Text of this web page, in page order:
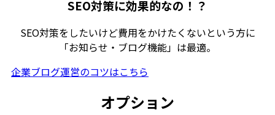
SEO対策に効果的なの！？
SEO対策をしたいけど費用をかけたくないという方に
「お知らせ・ブログ機能」は最適。
企業ブログ運営のコツはこちら
オプション